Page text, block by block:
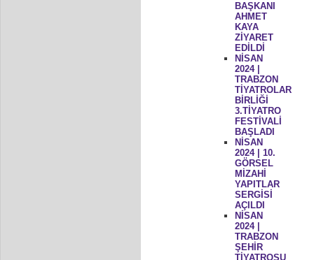
BAŞKANI
AHMET
KAYA
ZİYARET
EDİLDİ
NİSAN
2024 |
TRABZON
TİYATROLAR
BİRLİĞİ
3.TİYATRO
FESTİVALİ
BAŞLADI
NİSAN
2024 | 10.
GÖRSEL
MİZAHİ
YAPITLAR
SERGİSİ
AÇILDI
NİSAN
2024 |
TRABZON
ŞEHİR
TİYATROSU